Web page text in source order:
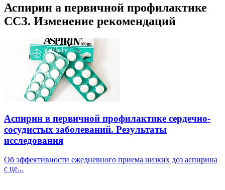
Аспирин а первичной профилактике
ССЗ. Изменение рекомендаций
Аспирин в первичной профилактике сердечно-
сосудистых заболеваний. Результаты
исследования
Об эффективности ежедневного приема низких доз аспирина
с це...